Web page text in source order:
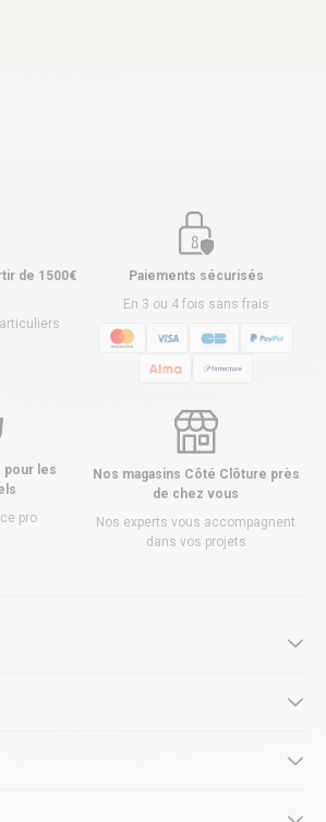
de 1500€
Paiements sécurisés
En 3 ou 4 fois sans frais
pour les
pro
Nos magasins Côté Clôture près
de chez vous
Nos experts vous accompagnent
dans vos projets